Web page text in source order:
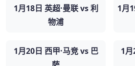
1月18日 英超·曼联 vs 利
物浦
1月
1月20日 西甲·马竞 vs 巴
1